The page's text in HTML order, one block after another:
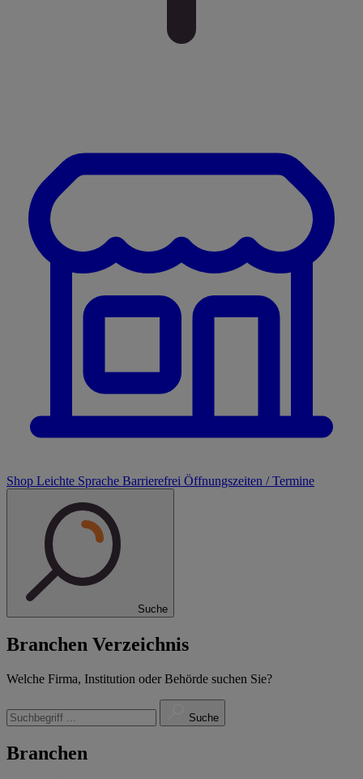
Shop Leichte Sprache Barrierefrei Öffnungszeiten / Termine
Suche
Branchen Verzeichnis
Welche Firma, Institution oder Behörde suchen Sie?
Suche
Branchen